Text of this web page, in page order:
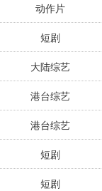
动作片
短剧
大陆综艺
港台综艺
港台综艺
短剧
短剧